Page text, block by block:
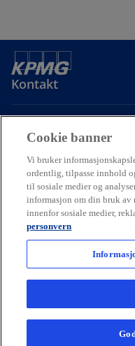
Kontakt
Om oss
Karriere
© 2026 KPMG AS and
liability companies and a
organization of independent
For more detail about the
Cookie banner
Vi bruker
ordentlig, tilpasse innhold
til sosiale medier og
informasjon om din bruk av
innenfor sosiale medier,
personvern